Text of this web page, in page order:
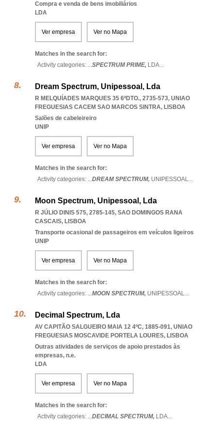
Compra e venda de bens imobiliários
LDA
Ver empresa Ver no Mapa
Matches in the search for:
Activity categories: ...SPECTRUM PRIME, LDA...
Dream Spectrum, Unipessoal, Lda
R MELQUÍADES MARQUES 35 6ºDTO., 2735-573, UNIAO
FREGUESIAS CACEM SAO MARCOS SINTRA, LISBOA
Salões de cabeleireiro
UNIP
Ver empresa Ver no Mapa
Matches in the search for:
Activity categories: ...DREAM SPECTRUM, UNIPESSOAL...
Moon Spectrum, Unipessoal, Lda
R JÚLIO DINIS 575, 2785-145, SAO DOMINGOS RANA
CASCAIS, LISBOA
Transporte ocasional de passageiros em veículos ligeiros
UNIP
Ver empresa Ver no Mapa
Matches in the search for:
Activity categories: ...MOON SPECTRUM, UNIPESSOAL...
Decimal Spectrum, Lda
AV CAPITÃO SALGUEIRO MAIA 12 4ºC, 1885-091, UNIAO
FREGUESIAS MOSCAVIDE PORTELA LOURES, LISBOA
Outras atividades de serviços de apoio prestados às
empresas, n.e.
LDA
Ver empresa Ver no Mapa
Matches in the search for:
Activity categories: ...DECIMAL SPECTRUM, LDA...